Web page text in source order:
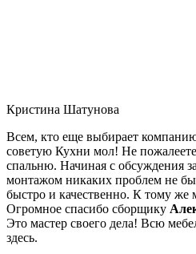
Кристина Шатунова
Всем, кто еще выбирает
советую Кухни мол! Не
спальню. Начиная с обсуждения
монтажом никаких проблем не
быстро и качественно. К тому же
Огромное спасибо сборщику
Это мастер своего дела! Всю
здесь.